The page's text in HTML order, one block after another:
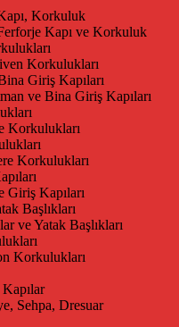
Korkuluk
Kapı ve Korkuluk
Korkulukları
Giriş Kapıları
ve Bina Giriş Kapıları
Korkulukları
Korkulukları
Giriş Kapıları
Başlıkları
ve Yatak Başlıkları
Korkulukları
Sehpa, Dresuar